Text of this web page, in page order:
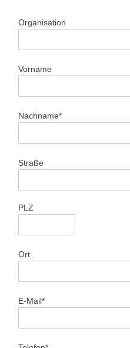
Organisation
Vorname
Nachname*
Straße
PLZ
Ort
E-Mail*